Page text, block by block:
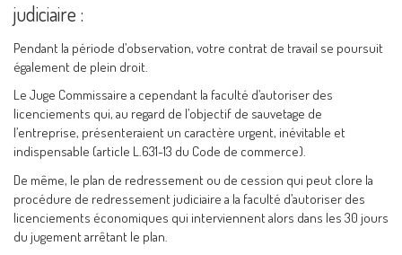
judiciaire :
Pendant la période d’observation, votre contrat de travail se poursuit
également de plein droit.
Le Juge Commissaire a cependant la faculté d’autoriser des
licenciements qui, au regard de l’objectif de sauvetage de
l’entreprise, présenteraient un caractère urgent, inévitable et
indispensable (article L.631-13 du Code de commerce).
De même, le plan de redressement ou de cession qui peut clore la
procédure de redressement judiciaire a la faculté d’autoriser des
licenciements économiques qui interviennent alors dans les 30 jours
du jugement arrêtant le plan.